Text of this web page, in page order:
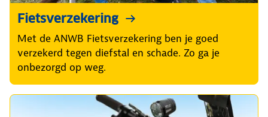
Fietsverzekering
Met de ANWB Fietsverzekering ben je goed
verzekerd tegen diefstal en schade. Zo ga je
onbezorgd op weg.